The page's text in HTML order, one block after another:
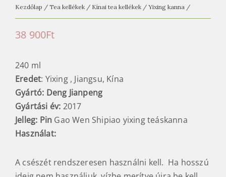
Kezdőlap / Tea kellékek / Kínai tea kellékek / Yixing kanna /
38 900Ft
240 ml
Eredet: Yixing , Jiangsu, Kína
Gyártó: Deng Jianpeng
Gyártási év: 2017
Jelleg: Pin Gao Wen Shipiao yixing teáskanna
Használat:
A csészét rendszeresen használni kell. Ha hosszú